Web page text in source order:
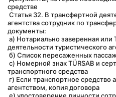
средстве
агентства сотрудник по
документы:
деятельности туристического
б) Список пересаженных
транспортного средства
агентством, копия договора